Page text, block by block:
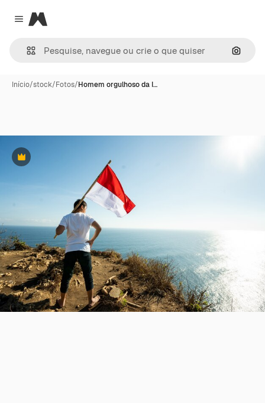
Close menu
Magnific
Início/stock/Fotos/Homem orgulhoso da I…
Premium